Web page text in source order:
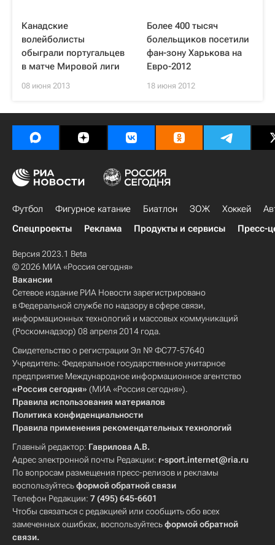
Канадские
волейболисты
обыграли португальцев
в матче Мировой лиги
08 июня 2013
Более 400 тысяч
болельщиков посетили
фан-зону Харькова на
Евро-2012
18 июня 2012
Футбол Фигурное катание Биатлон ЗОЖ Хоккей
Спецпроекты
Реклама Продукты и сервисы Пресс-
Версия 2023.1 Beta
© 2026 МИА «Россия сегодня»
Вакансии
Сетевое издание РИА Новости зарегистрировано
в Федеральной службе по надзору в сфере связи,
информационных технологий и массовых коммуникаций
(Роскомнадзор) 08 апреля 2014 года.
Свидетельство о регистрации Эл № ФС77-57640
Учредитель: Федеральное государственное унитарное
предприятие Международное информационное агентство
«Россия сегодня» (МИА «Россия сегодня»).
Правила использования материалов
Политика конфиденциальности
Правила применения рекомендательных технологий
Главный редактор: Гаврилова А.В.
Адрес электронной почты Редакции: r-sport.internet@ria.ru
По вопросам размещения пресс-релизов и рекламы
воспользуйтесьформой обратной связи
Телефон Редакции: 7 (495) 645-6601
Чтобы связаться с редакцией или сообщить обо всех
замеченных ошибках, воспользуйтесьформой обратной
связи.